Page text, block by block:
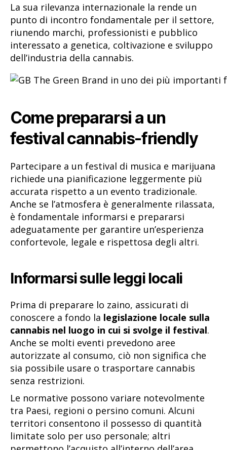
La sua rilevanza internazionale la rende un
punto di incontro fondamentale per il settore,
riunendo marchi, professionisti e pubblico
interessato a genetica, coltivazione e sviluppo
dell’industria della cannabis.
Come prepararsi a un
festival cannabis-friendly
Partecipare a un festival di musica e marijuana
richiede una pianificazione leggermente più
accurata rispetto a un evento tradizionale.
Anche se l’atmosfera è generalmente rilassata,
è fondamentale informarsi e prepararsi
adeguatamente per garantire un’esperienza
confortevole, legale e rispettosa degli altri.
Informarsi sulle leggi locali
Prima di preparare lo zaino, assicurati di
conoscere a fondo la legislazione locale sulla
cannabis nel luogo in cui si svolge il festival.
Anche se molti eventi prevedono aree
autorizzate al consumo, ciò non significa che
sia possibile usare o trasportare cannabis
senza restrizioni.
Le normative possono variare notevolmente
tra Paesi, regioni o persino comuni. Alcuni
territori consentono il possesso di quantità
limitate solo per uso personale; altri